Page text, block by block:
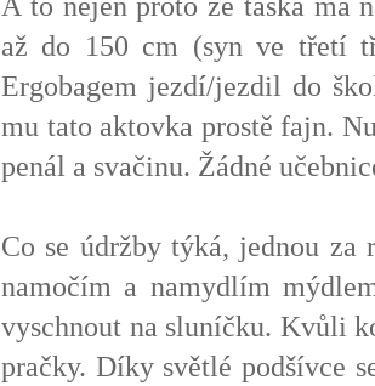
až do 150 cm (syn ve třetí
Ergobagem jezdí/jezdil do
mu tato aktovka prostě fajn.
penál a svačinu. Žádné
Co se údržby týká, jednou za
namočím a namydlím
vyschnout na sluníčku. Kvůli
pračky. Díky světlé podšívce